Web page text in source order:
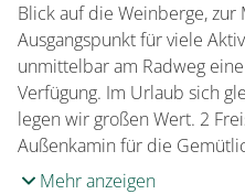
Blick auf die Weinberge, zur
Ausgangspunkt für viele
unmittelbar am Radweg
Verfügung. Im Urlaub sich
legen wir großen Wert. 2
Außenkamin für die
Mehr anzeigen